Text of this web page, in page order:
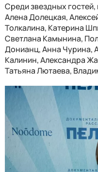
Среди звездных
Алена Долецкая,
Толкалина, Катерина
Светлана Камынина,
Донианц, Анна Чурина,
Калинин, Александра
Татьяна Лютаева,